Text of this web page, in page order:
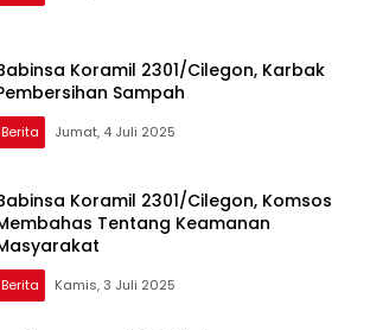
Koramil 2301/Cilegon, Karbak
Sampah
Berita Jumat, 4 Juli 2025
Koramil 2301/Cilegon, Komsos
Tentang Keamanan
Berita Kamis, 3 Juli 2025